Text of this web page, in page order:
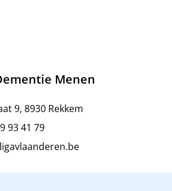
Menen
9, 8930 Rekkem
93 41 79